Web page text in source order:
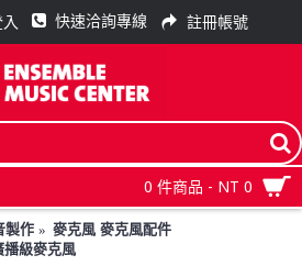
快速洽詢專線 註冊帳號
0 件商品 - NT 0
製作
麥克風 麥克風配件
播級麥克風